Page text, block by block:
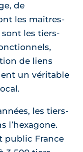
de
les maitres-
sont les tiers-
de liens
un véritable
les tiers-
l’hexagone.
public France